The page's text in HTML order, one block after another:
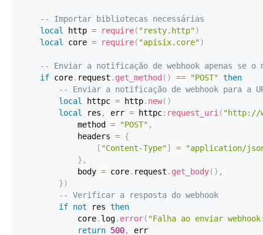
-- Importar bibliotecas necessárias
local
http = require( "resty.http")
local
core = require( "apisix.core")
-- Enviar a notificação de webhook apenas se
if core. request . get_method ( ) == "POST" then
-- Enviar a notificação de webhook para a
local
httpc = http. new( )
local
res , err = httpc: request_uri ( "http://
            method
= "POST" ,
            headers
= {
[ "Content-Type"] =
"application/
} ,
            body
= core. request . get_body( ) ,
})
-- Verificar a resposta do webhook
if not res then
            core
. log. error( "Falha ao enviar
return 500,